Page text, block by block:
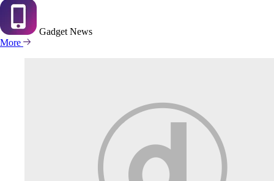
Gadget News
More